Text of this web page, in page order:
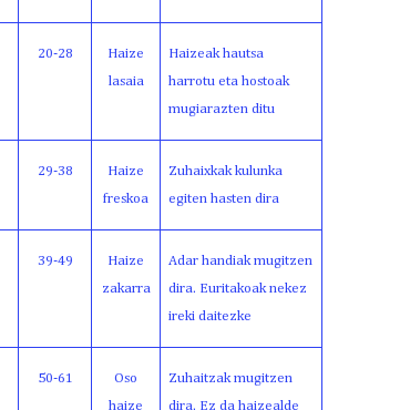
20-28
Haize
lasaia
Haizeak hautsa
harrotu eta hostoak
mugiarazten ditu
29-38
Haize
freskoa
Zuhaixkak kulunka
egiten hasten dira
39-49
Haize
zakarra
Adar handiak mugitzen
dira. Euritakoak nekez
ireki daitezke
50-61
Oso
haize
Zuhaitzak mugitzen
dira. Ez da haizealde